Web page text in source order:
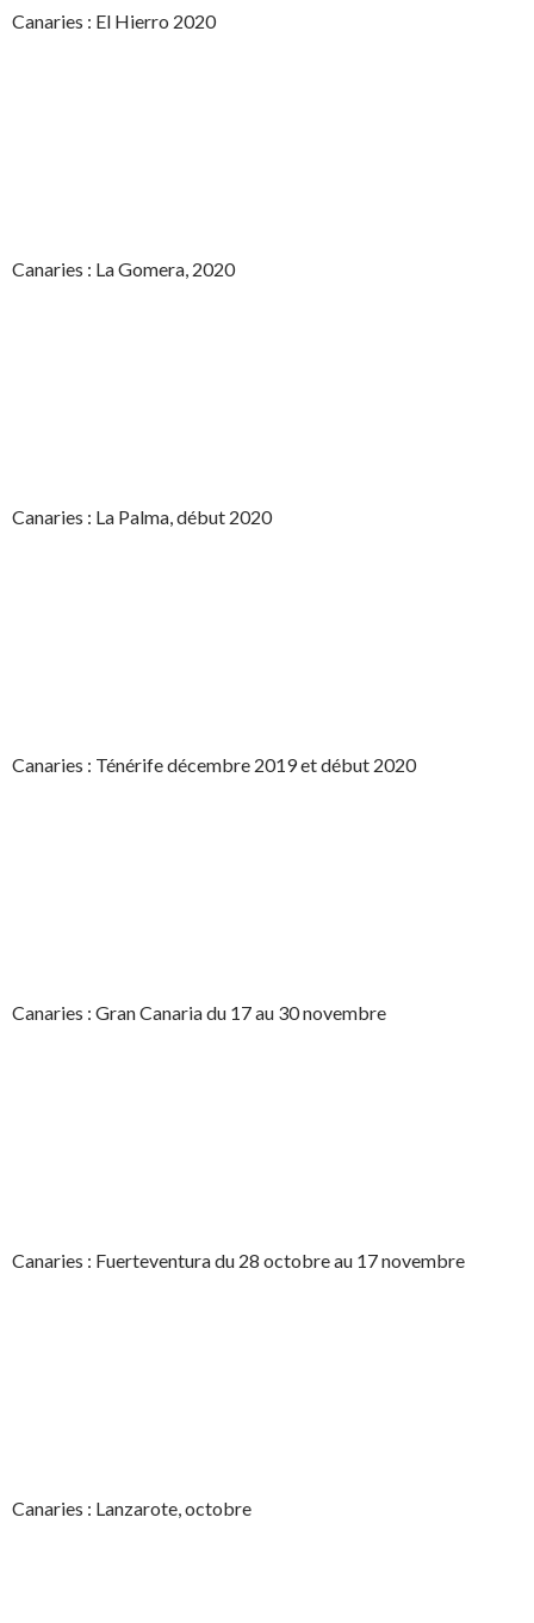
Canaries : El Hierro 2020
Canaries : La Gomera, 2020
Canaries : La Palma, début 2020
Canaries : Ténérife décembre 2019 et début 2020
Canaries : Gran Canaria du 17 au 30 novembre
Canaries : Fuerteventura du 28 octobre au 17 novembre
Canaries : Lanzarote, octobre